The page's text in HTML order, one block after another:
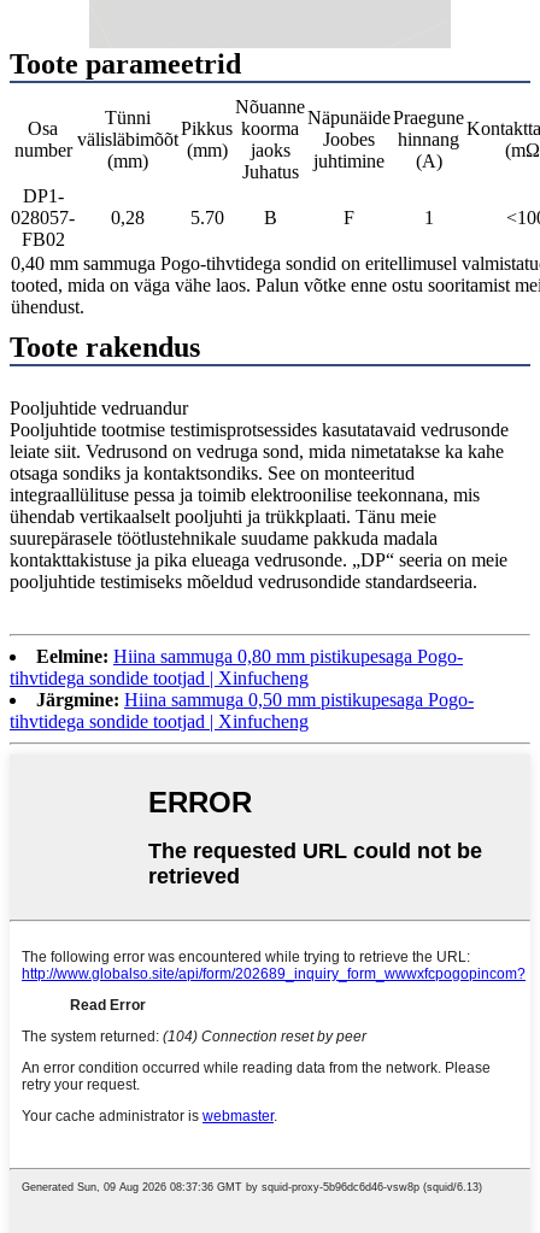
Toote parameetrid
Osa
number
Tünni
välisläbimõõt
(mm)
Pikkus
(mm)
Nõuanne
koorma
jaoks
Juhatus
Näpunäide
Joobes
juhtimine
Praegune
hinnang
(A)
DP1-
028057-
FB02
0,28 5.70 B F 1
0,40 mm sammuga Pogo-tihvtidega sondid on eritellimusel
tooted, mida on väga vähe laos. Palun võtke enne ostu sooritamist
ühendust.
Toote rakendus
Pooljuhtide vedruandur
Pooljuhtide tootmise testimisprotsessides kasutatavaid vedrusonde
leiate siit. Vedrusond on vedruga sond, mida nimetatakse ka kahe
otsaga sondiks ja kontaktsondiks. See on monteeritud
integraallülituse pessa ja toimib elektroonilise teekonnana, mis
ühendab vertikaalselt pooljuhti ja trükkplaati. Tänu meie
suurepärasele töötlustehnikale suudame pakkuda madala
kontakttakistuse ja pika elueaga vedrusonde. „DP“ seeria on meie
pooljuhtide testimiseks mõeldud vedrusondide standardseeria.
Eelmine: Hiina sammuga 0,80 mm pistikupesaga Pogo-
tihvtidega sondide tootjad | Xinfucheng
Järgmine: Hiina sammuga 0,50 mm pistikupesaga Pogo-
tihvtidega sondide tootjad | Xinfucheng